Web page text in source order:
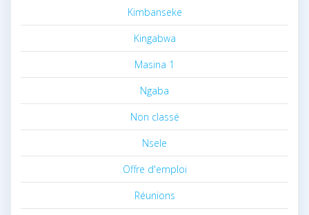
Kimbanseke
Kingabwa
Masina 1
Ngaba
Non classé
Nsele
Offre d'emploi
Réunions